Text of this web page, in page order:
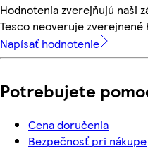
Hodnotenia zverejňujú naši
Tesco neoveruje zverejnené
Napísať hodnotenie
Potrebujete
Cena doručenia
Bezpečnosť pri nákupe